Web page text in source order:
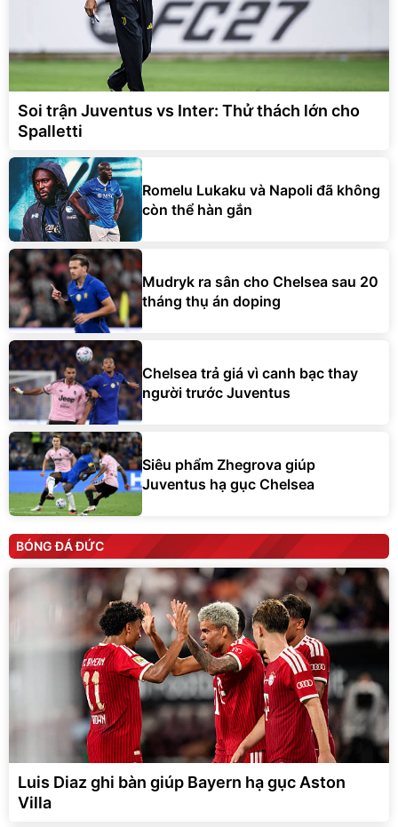
Soi trận Juventus vs Inter: Thử thách lớn cho
Spalletti
Romelu Lukaku và Napoli đã không
còn thể hàn gắn
Mudryk ra sân cho Chelsea sau 20
tháng thụ án doping
Chelsea trả giá vì canh bạc thay
người trước Juventus
Siêu phẩm Zhegrova giúp
Juventus hạ gục Chelsea
BÓNG ĐÁ ĐỨC
Luis Diaz ghi bàn giúp Bayern hạ gục Aston
Villa